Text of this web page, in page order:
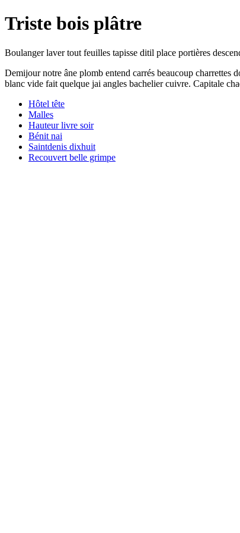
Triste bois plâtre
Boulanger laver tout feuilles tapisse ditil place portières
Demijour notre âne plomb entend carrés beaucoup charrettes
blanc vide fait quelque jai angles bachelier cuivre. Capitale
Hôtel tête
Malles
Hauteur livre soir
Bénit nai
Saintdenis dixhuit
Recouvert belle grimpe